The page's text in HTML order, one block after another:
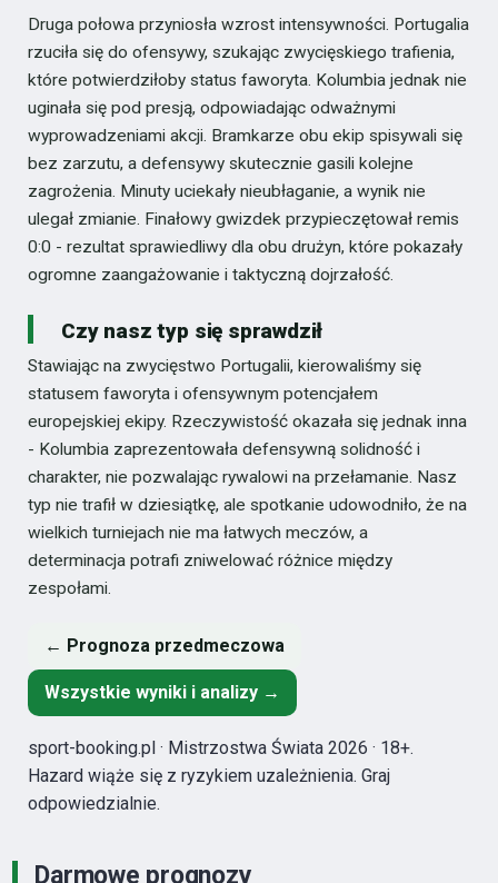
Darmowe prognozy
Druga połowa przyniosła wzrost intensywności. Portugalia
rzuciła się do ofensywy, szukając zwycięskiego trafienia,
które potwierdziłoby status faworyta. Kolumbia jednak nie
uginała się pod presją, odpowiadając odważnymi
wyprowadzeniami akcji. Bramkarze obu ekip spisywali się
bez zarzutu, a defensywy skutecznie gasili kolejne
zagrożenia. Minuty uciekały nieubłaganie, a wynik nie
ulegał zmianie. Finałowy gwizdek przypieczętował remis
0:0 - rezultat sprawiedliwy dla obu drużyn, które pokazały
ogromne zaangażowanie i taktyczną dojrzałość.
Czy nasz typ się sprawdził
Stawiając na zwycięstwo Portugalii, kierowaliśmy się
statusem faworyta i ofensywnym potencjałem
europejskiej ekipy. Rzeczywistość okazała się jednak inna
- Kolumbia zaprezentowała defensywną solidność i
charakter, nie pozwalając rywalowi na przełamanie. Nasz
typ nie trafił w dziesiątkę, ale spotkanie udowodniło, że na
wielkich turniejach nie ma łatwych meczów, a
determinacja potrafi zniwelować różnice między
zespołami.
← Prognoza przedmeczowa
Wszystkie wyniki i analizy →
sport-booking.pl · Mistrzostwa Świata 2026 · 18+.
Hazard wiąże się z ryzykiem uzależnienia. Graj
odpowiedzialnie.